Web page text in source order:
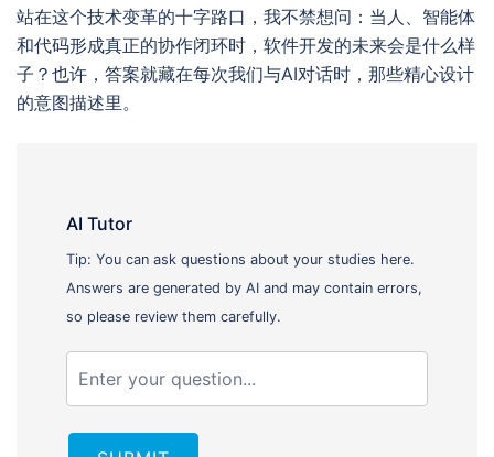
站在这个技术变革的十字路口，我不禁想问：当人、智能体
和代码形成真正的协作闭环时，软件开发的未来会是什么样
子？也许，答案就藏在每次我们与AI对话时，那些精心设计
的意图描述里。
AI Tutor
Tip: You can ask questions about your studies here.
Answers are generated by AI and may contain errors,
so please review them carefully.